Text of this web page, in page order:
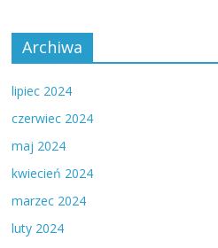
Archiwa
lipiec 2024
czerwiec 2024
maj 2024
kwiecień 2024
marzec 2024
luty 2024